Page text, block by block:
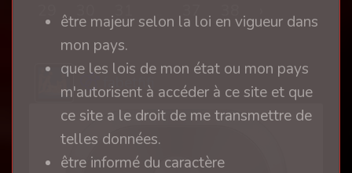
... 37
fabetfifi
être majeur selon la loi en vigueur dans
mon pays.
que les lois de mon état ou mon pays
m'autorisent à accéder à ce site et que
ce site a le droit de me transmettre de
telles données.
être informé du caractère